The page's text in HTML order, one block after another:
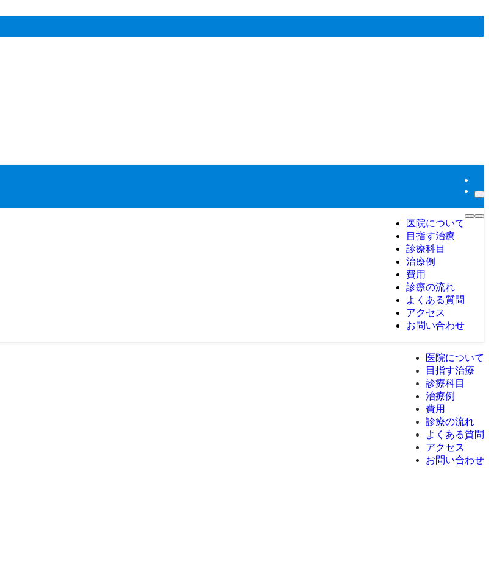
医院について
目指す治療
診療科目
治療例
費用
診療の流れ
よくある質問
アクセス
お問い合わせ
医院について
目指す治療
診療科目
治療例
費用
診療の流れ
よくある質問
アクセス
お問い合わせ